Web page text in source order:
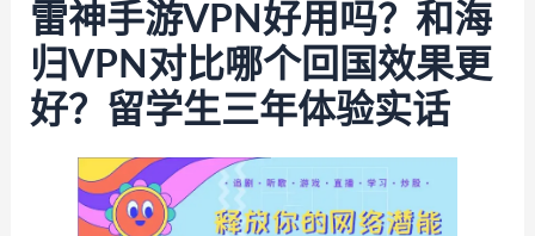
雷神手游VPN好用吗？和海
归VPN对比哪个回国效果更
好？留学生三年体验实话